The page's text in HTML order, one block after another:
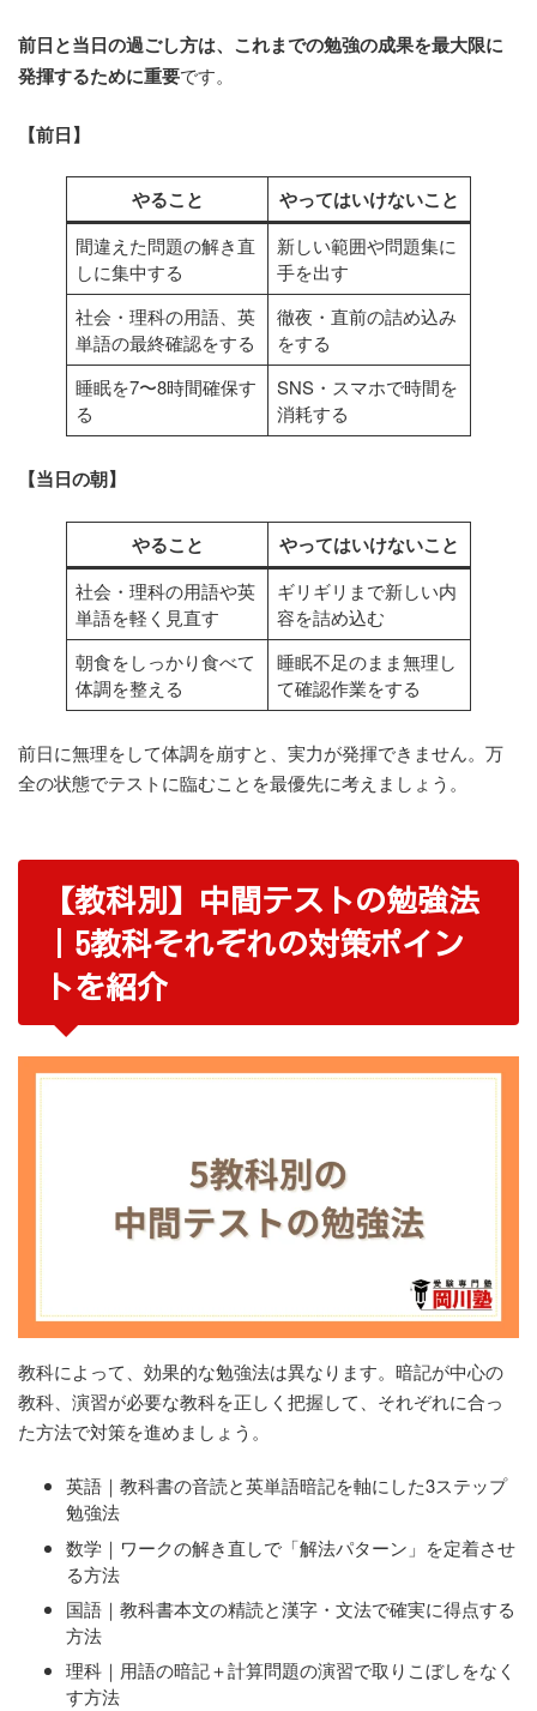
前日と当日の過ごし方は、これまでの勉強の成果を最大限に
発揮するために重要です。
【前日】
やること やってはいけないこと
間違えた問題の解き直
しに集中する
新しい範囲や問題集に
手を出す
社会・理科の用語、英
単語の最終確認をする
徹夜・直前の詰め込み
をする
睡眠を7〜8時間確保す
る
SNS・スマホで時間を
消耗する
【当日の朝】
やること やってはいけないこと
社会・理科の用語や英
単語を軽く見直す
ギリギリまで新しい内
容を詰め込む
朝食をしっかり食べて
体調を整える
睡眠不足のまま無理し
て確認作業をする
前日に無理をして体調を崩すと、実力が発揮できません。万
全の状態でテストに臨むことを最優先に考えましょう。
【教科別】中間テストの勉強法
｜5教科それぞれの対策ポイン
トを紹介
教科によって、効果的な勉強法は異なります。暗記が中心の
教科、演習が必要な教科を正しく把握して、それぞれに合っ
た方法で対策を進めましょう。
英語｜教科書の音読と英単語暗記を軸にした3ステップ
勉強法
数学｜ワークの解き直しで「解法パターン」を定着させ
る方法
国語｜教科書本文の精読と漢字・文法で確実に得点する
方法
理科｜用語の暗記＋計算問題の演習で取りこぼしをなく
す方法